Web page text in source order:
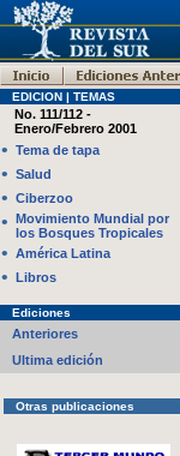
EDICION | TEMAS
No. 111/112 -
Enero/Febrero 2001
• Tema de tapa
• Salud
• Ciberzoo
• Movimiento Mundial por
los Bosques Tropicales
• América Latina
• Libros
Ediciones
Anteriores
Ultima edición
Otras publicaciones